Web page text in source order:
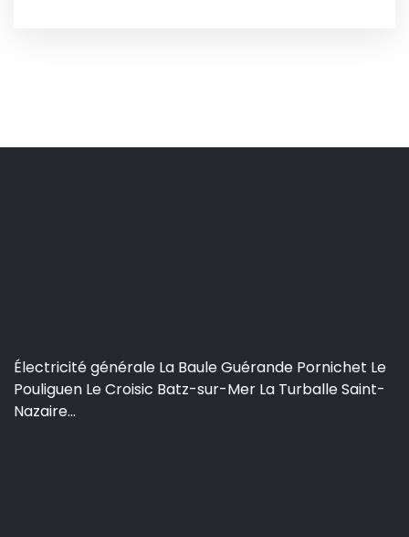
Électricité générale La Baule Guérande Pornichet Le
Pouliguen Le Croisic Batz-sur-Mer La Turballe Saint-
Nazaire...